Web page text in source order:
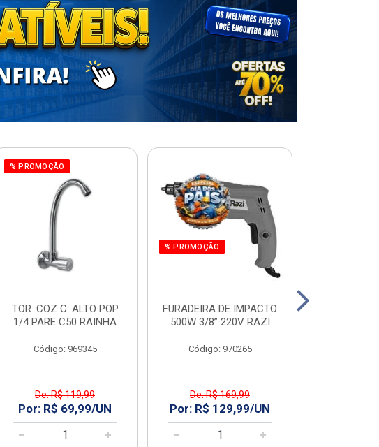
% PROMOÇÃO
TOR. COZ C. ALTO POP
1/4 PARE C50 RAINHA
Código: 969345
De: R$ 119,99
Por: R$ 69,99/UN
% PROMOÇÃO
FURADEIRA DE IMPACTO
500W 3/8” 220V RAZI
Código: 970265
De: R$ 169,99
Por: R$ 129,99/UN